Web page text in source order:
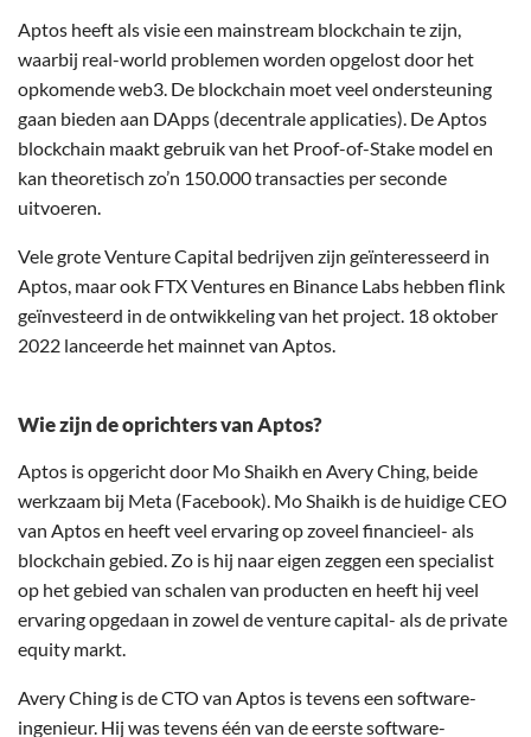
Aptos heeft als visie een mainstream blockchain te zijn,
waarbij real-world problemen worden opgelost door het
opkomende web3. De blockchain moet veel ondersteuning
gaan bieden aan DApps (decentrale applicaties). De Aptos
blockchain maakt gebruik van het Proof-of-Stake model en
kan theoretisch zo’n 150.000 transacties per seconde
uitvoeren.
Vele grote Venture Capital bedrijven zijn geïnteresseerd in
Aptos, maar ook FTX Ventures en Binance Labs hebben flink
geïnvesteerd in de ontwikkeling van het project. 18 oktober
2022 lanceerde het mainnet van Aptos.
Wie zijn de oprichters van Aptos?
Aptos is opgericht door Mo Shaikh en Avery Ching, beide
werkzaam bij Meta (Facebook). Mo Shaikh is de huidige CEO
van Aptos en heeft veel ervaring op zoveel financieel- als
blockchain gebied. Zo is hij naar eigen zeggen een specialist
op het gebied van schalen van producten en heeft hij veel
ervaring opgedaan in zowel de venture capital- als de private
equity markt.
Avery Ching is de CTO van Aptos is tevens een software-
ingenieur. Hij was tevens één van de eerste software-